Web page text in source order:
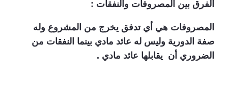
الفرق بين المصروفات والنفقات :
المصروفات هي أي تدفق يخرج من المشروع وله
صفة الدورية وليس له عائد مادي بينما النفقات من
الضروري أن يقابلها عائد مادي .